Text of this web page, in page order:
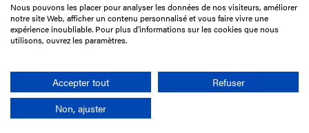
15 Boulevard de Douaumont
75017 Paris
01 49 10 20 29
Rechercher
Nous pouvons les placer pour analyser les données de nos visiteurs, améliorer
notre site Web, afficher un contenu personnalisé et vous faire vivre une
expérience inoubliable. Pour plus d'informations sur les cookies que nous
utilisons, ouvrez les paramètres.
Accepter tout
Refuser
Non, ajuster